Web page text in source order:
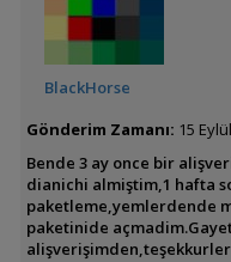
BlackHorse
Gönderim Zamanı: 15
Bende 3 ay once bir
dianichi almiştim,1 hafta
paketleme,yemlerdende
paketinide